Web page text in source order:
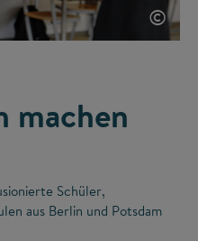
©
machen
Schüler,
aus Berlin und Potsdam